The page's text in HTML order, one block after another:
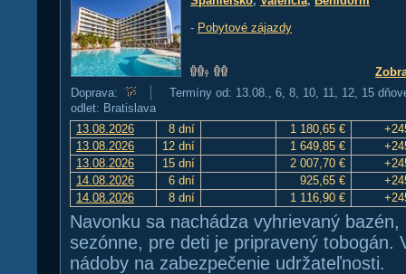
- Pobytové zájazdy
Doprava:
Termíny od: 13.08., 6, 8, 10, 11, 12, 15
odlet: Bratislava
13.08.2026
8 dní 1 180,65 €
13.08.2026
12 dní 1 649,85 €
13.08.2026
15 dní 2 007,70 €
14.08.2026
6 dní 925,65 €
14.08.2026
8 dní 1 116,90 €
Navonku sa nachádza vyhrievaný
sezónne, pre deti je pripravený tobogán.
nádoby na zabezpečenie udržateľnosti.